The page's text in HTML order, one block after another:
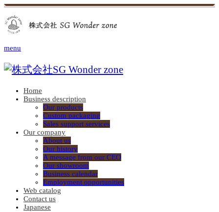
menu
Home
Business description
Our products
Custom packaging
Sales support services
Our company
About us
Our history
A message from our CEO
Our showroom
Business calendar
Employment opportunities
Web catalog
Contact us
Japanese